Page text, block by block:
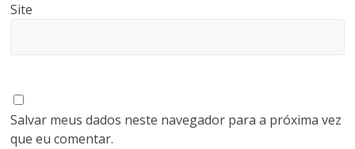
Site
Salvar meus dados neste navegador para a próxima vez
que eu comentar.